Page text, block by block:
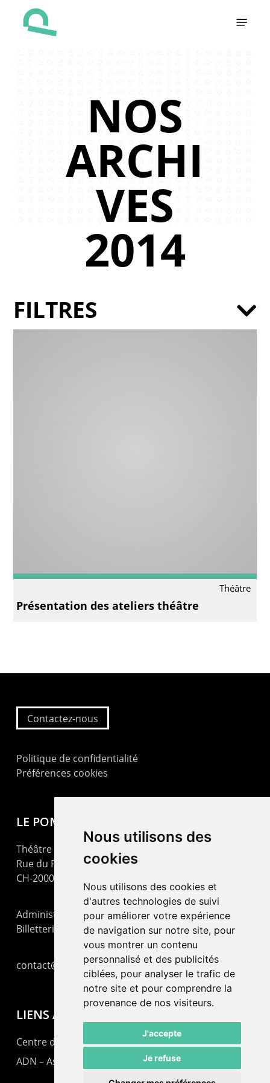
Nous utilisons des
cookies
Nous utilisons des cookies et
d'autres technologies de suivi
pour améliorer votre expérience
de navigation sur notre site, pour
vous montrer un contenu
personnalisé et des publicités
ciblées, pour analyser le trafic de
notre site et pour comprendre la
provenance de nos visiteurs.
J'accepte
Je refuse
NOS
ARCHI
VES
2014
Théâtre
Présentation des ateliers théâtre
FILTRES
Contactez-nous
Politique de confidentialité
Préférences cookies
LE POMMIER
Théâtre – Centre Culturel Neuchâtelois
Rue du Pommier 9
CH-2000 Neuchâtel
Administration : +41 32 725 03 03
Billetterie : +41 32 725 05 05
contact@lepommier.ch
LIENS AMIS
Centre de culture ABC
ADN – Association Danse Neuchâtel